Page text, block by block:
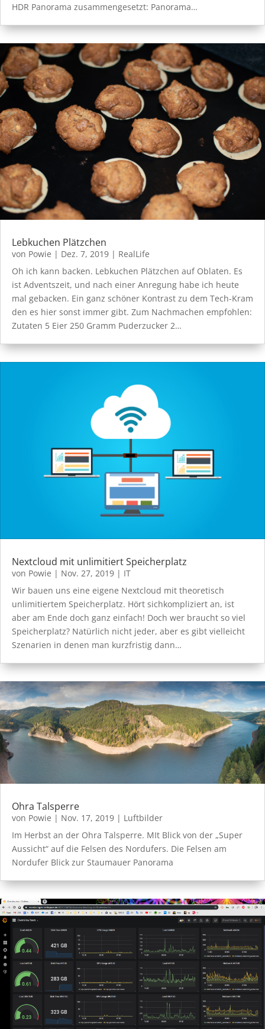
HDR Panorama zusammengesetzt: Panorama…
Lebkuchen Plätzchen
von Powie | Dez. 7, 2019 | RealLife
Oh ich kann backen. Lebkuchen Plätzchen auf Oblaten. Es
ist Adventszeit, und nach einer Anregung habe ich heute
mal gebacken. Ein ganz schöner Kontrast zu dem Tech-Kram
den es hier sonst immer gibt. Zum Nachmachen empfohlen:
Zutaten 5 Eier 250 Gramm Puderzucker 2…
Nextcloud mit unlimitiert Speicherplatz
von Powie | Nov. 27, 2019 | IT
Wir bauen uns eine eigene Nextcloud mit theoretisch
unlimitiertem Speicherplatz. Hört sichkompliziert an, ist
aber am Ende doch ganz einfach! Doch wer braucht so viel
Speicherplatz? Natürlich nicht jeder, aber es gibt vielleicht
Szenarien in denen man kurzfristig dann…
Ohra Talsperre
von Powie | Nov. 17, 2019 | Luftbilder
Im Herbst an der Ohra Talsperre. MIt Blick von der „Super
Aussicht“ auf die Felsen des Nordufers. Die Felsen am
Nordufer Blick zur Staumauer Panorama